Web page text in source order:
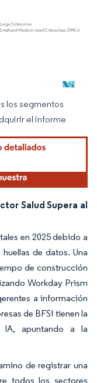
según CC BY 4.0.
los segmentos
el informe
Salud Supera al
en 2025 debido a
de datos. Una
de construcción
Workday Prism
a información
de BFSI tienen la
apuntando a la
de registrar una
todos los sectores